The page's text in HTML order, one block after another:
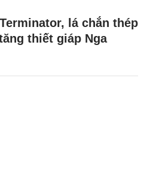
lá chắn thép
thiết giáp Nga